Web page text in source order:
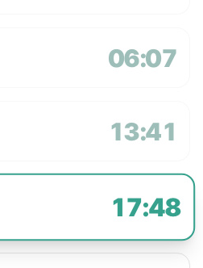
06:07
13:41
17:48